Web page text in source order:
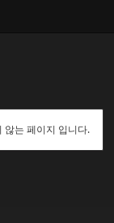
않는 페이지 입니다.